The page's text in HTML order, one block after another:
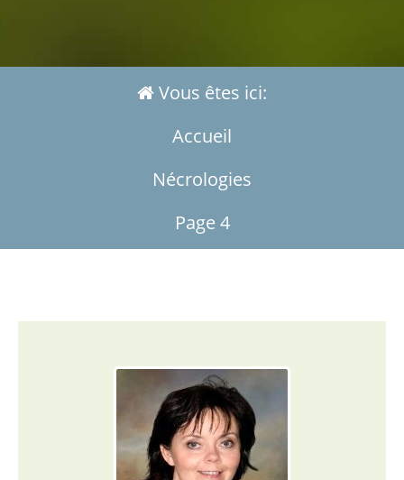
Vous êtes ici:
Accueil
Nécrologies
Page 4